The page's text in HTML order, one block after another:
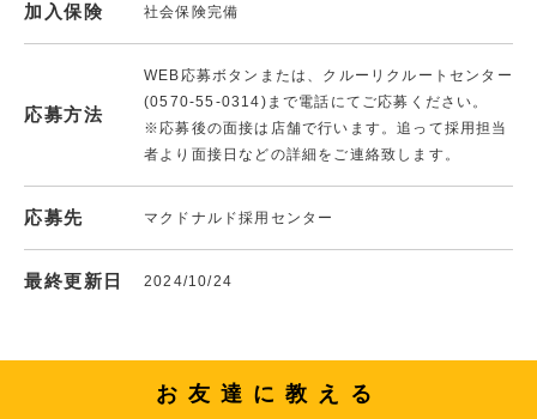
加入保険 社会保険完備
応募方法
WEB応募ボタンまたは、クルーリクルートセンター
(0570-55-0314)まで電話にてご応募ください。
※応募後の面接は店舗で行います。追って採用担当
者より面接日などの詳細をご連絡致します。
応募先 マクドナルド採用センター
最終更新日 2024/10/24
お友達に教える